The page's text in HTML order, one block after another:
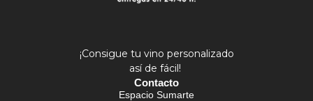
¡Consigue tu vino personalizado
así de fácil!
Contacto
Espacio Sumarte